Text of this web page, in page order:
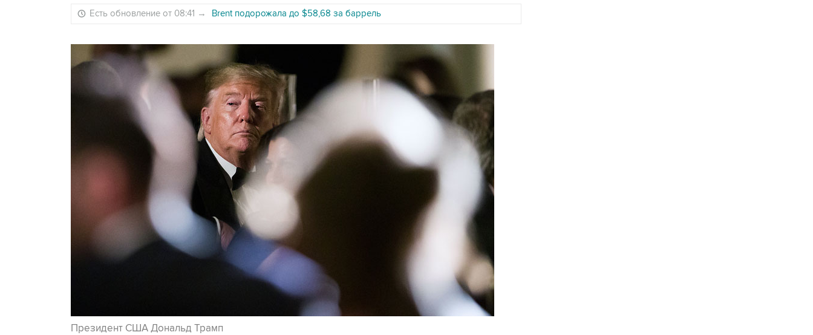
Есть обновление от 08:41 → Brent подорожала до $58,68 за баррель
Президент США Дональд Трамп